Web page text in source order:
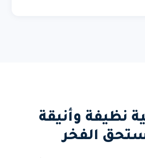
نظيفة وأنيقة
الفخر